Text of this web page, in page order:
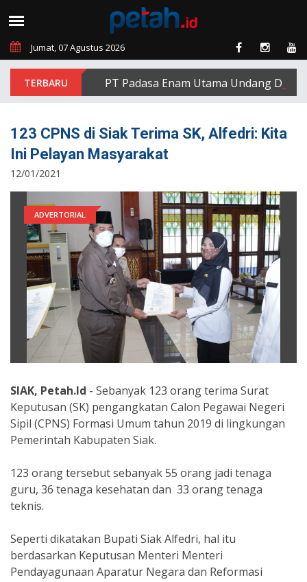
Jumat, 07 Agustus 2026
PT Padasa Enam Utama Undang
123 CPNS di Siak Terima SK, Alfedri: Kita
Ini Pelayan Masyarakat
12/01/2021
ADVERTORIAL
SIAK, Petah.Id - Sebanyak 123 orang terima Surat
Keputusan (SK) pengangkatan Calon Pegawai Negeri
Sipil (CPNS) Formasi Umum tahun 2019 di lingkungan
Pemerintah Kabupaten Siak.
123 orang tersebut sebanyak 55 orang jadi tenaga
guru, 36 tenaga kesehatan dan 33 orang tenaga
teknis.
Seperti dikatakan Bupati Siak Alfedri, hal itu
berdasarkan Keputusan Menteri Menteri
Pendayagunaan Aparatur Negara dan Reformasi